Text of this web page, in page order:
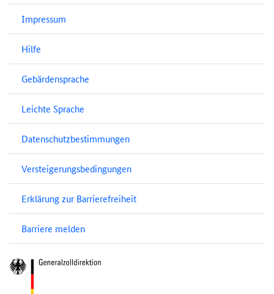
Impressum
Hilfe
Gebärdensprache
Leichte Sprache
Datenschutzbestimmungen
Versteigerungsbedingungen
Erklärung zur Barrierefreiheit
Barriere melden